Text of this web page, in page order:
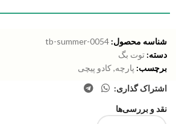
شناسه محصول: tb-summer-0054
دسته: توت بگ
برچسب: پارچه,کادو پیچی
اشتراک گذاری:
نقد و بررسی‌ها